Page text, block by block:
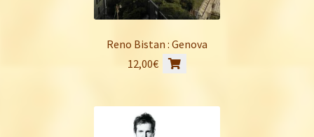
Reno Bistan : Genova
12,00€